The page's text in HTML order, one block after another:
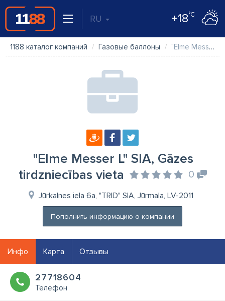
RU +18°C
1188 каталог компаний Газовые баллоны "Elme Messer L" SIA, Gāzes tirdzniecības vieta
"Elme Messer L" SIA, Gāzes
tirdzniecības vieta
0
Jūrkalnes iela 6a, "TRID" SIA, Jūrmala, LV-2011
Пополнить информацию о компании
Инфо Карта Отзывы
27718604
Телефон